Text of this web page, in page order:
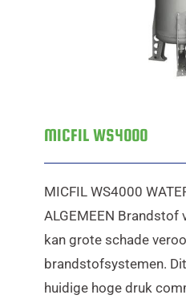
MICFIL WS4000
MICFIL WS4000
ALGEMEEN Brandstof
kan grote schade
brandstofsystemen.
huidige hoge druk